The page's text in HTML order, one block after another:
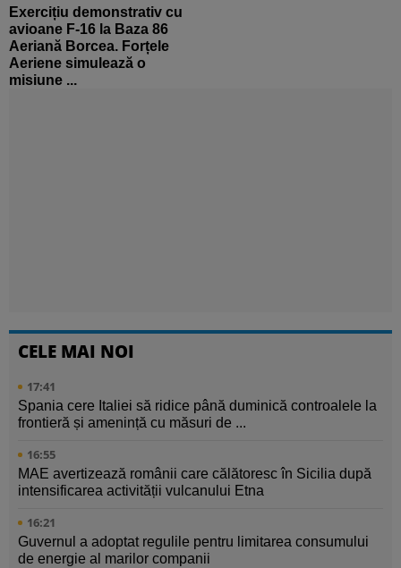
Exercițiu demonstrativ cu
avioane F-16 la Baza 86
Aeriană Borcea. Forțele
Aeriene simulează o
misiune ...
CELE MAI NOI
17:41
Spania cere Italiei să ridice până duminică controalele la
frontieră și amenință cu măsuri de ...
16:55
MAE avertizează românii care călătoresc în Sicilia după
intensificarea activității vulcanului Etna
16:21
Guvernul a adoptat regulile pentru limitarea consumului
de energie al marilor companii